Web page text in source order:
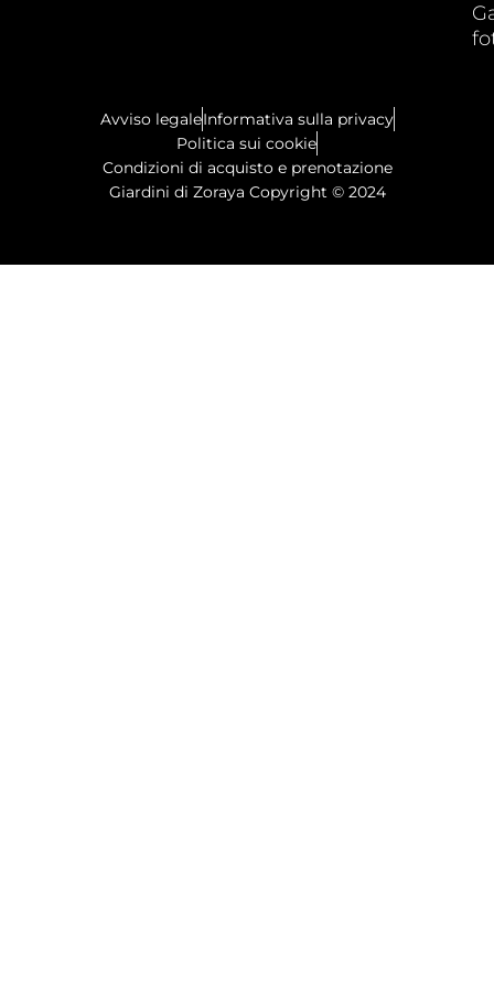
Avviso legaleInformativa sulla privacy
Politica sui cookie
Condizioni di acquisto e prenotazione
Giardini di Zoraya Copyright © 2024